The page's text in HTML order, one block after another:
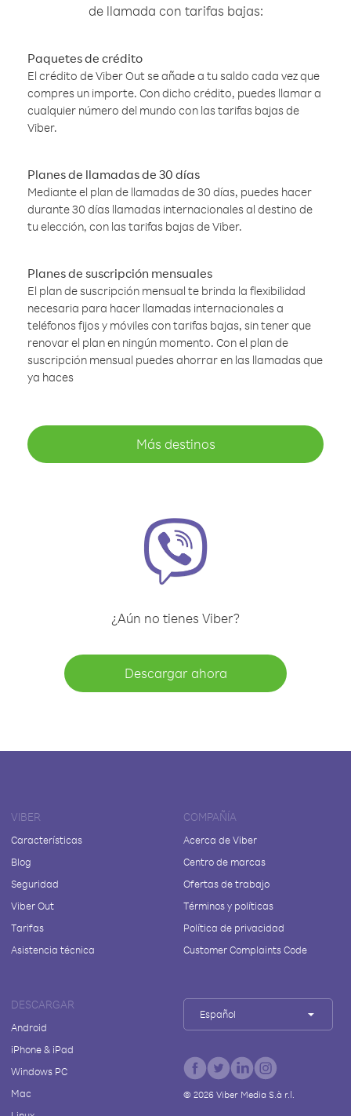
de llamada con tarifas bajas:
Paquetes de crédito
El crédito de Viber Out se añade a tu saldo cada vez que
compres un importe. Con dicho crédito, puedes llamar a
cualquier número del mundo con las tarifas bajas de
Viber.
Planes de llamadas de 30 días
Mediante el plan de llamadas de 30 días, puedes hacer
durante 30 días llamadas internacionales al destino de
tu elección, con las tarifas bajas de Viber.
Planes de suscripción mensuales
El plan de suscripción mensual te brinda la flexibilidad
necesaria para hacer llamadas internacionales a
teléfonos fijos y móviles con tarifas bajas, sin tener que
renovar el plan en ningún momento. Con el plan de
suscripción mensual puedes ahorrar en las llamadas que
ya haces
Más destinos
¿Aún no tienes Viber?
Descargar ahora
VIBER
Características
Blog
Seguridad
Viber Out
Tarifas
Asistencia técnica
COMPAÑÍA
Acerca de Viber
Centro de marcas
Ofertas de trabajo
Términos y políticas
Política de privacidad
Customer Complaints Code
DESCARGAR
Android
iPhone & iPad
Windows PC
Mac
Español
© 2026Viber Media S.à r.l.